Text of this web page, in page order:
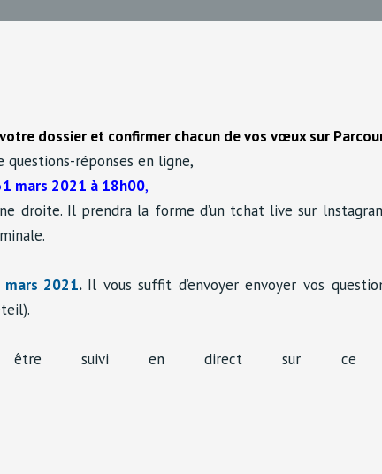
dossier et confirmer chacun de vos vœux sur
questions-réponses en ligne,
mars 2021 à 18h00,
droite. Il prendra la forme d’un tchat live sur
mars 2021. Il vous suffit d’envoyer envoyer vos
être suivi en direct sur ce